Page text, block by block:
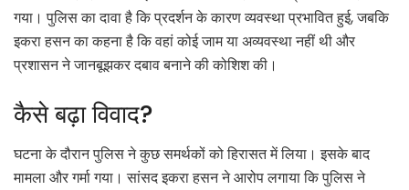
गया। पुलिस का दावा है कि प्रदर्शन के कारण व्यवस्था प्रभावित हुई, जबकि
इकरा हसन का कहना है कि वहां कोई जाम या अव्यवस्था नहीं थी और
प्रशासन ने जानबूझकर दबाव बनाने की कोशिश की।
कैसे बढ़ा विवाद?
घटना के दौरान पुलिस ने कुछ समर्थकों को हिरासत में लिया। इसके बाद
मामला और गर्मा गया। सांसद इकरा हसन ने आरोप लगाया कि पुलिस ने